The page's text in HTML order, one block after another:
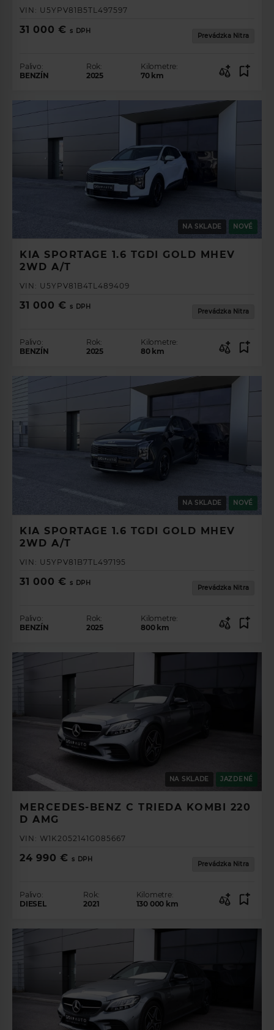
Rok
POKRAČOVAŤ
VIN: U5YPV81B5TL497597
31 000 € s DPH
Prevádzka Nitra
Palivo:
BENZÍN
Rok:
2025
Kilometre:
70 km
NA SKLADE NOVÉ
KIA SPORTAGE 1.6 TGDI GOLD MHEV
2WD A/T
VIN: U5YPV81B4TL489409
31 000 € s DPH
Prevádzka Nitra
Palivo:
BENZÍN
Rok:
2025
Kilometre:
80 km
NA SKLADE NOVÉ
KIA SPORTAGE 1.6 TGDI GOLD MHEV
2WD A/T
VIN: U5YPV81B7TL497195
31 000 € s DPH
Prevádzka Nitra
Palivo:
BENZÍN
Rok:
2025
Kilometre:
800 km
NA SKLADE JAZDENÉ
MERCEDES-BENZ C TRIEDA KOMBI 220
D AMG
VIN: W1K2052141G085667
24 990 € s DPH
Prevádzka Nitra
Palivo:
DIESEL
Rok:
2021
Kilometre:
130 000 km